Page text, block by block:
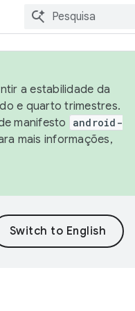
a estabilidade da
e quarto trimestres.
manifesto
android-
mais informações,